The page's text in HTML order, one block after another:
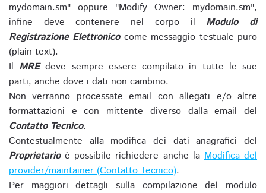
mydomain.sm" oppure "Modify Owner: mydomain.sm",
infine deve contenere nel corpo il Modulo di
Registrazione Elettronicocome messaggio testuale puro
(plain text).
Il MREdeve sempre essere compilato in tutte le sue
parti, anche dove i dati non cambino.
Non verranno processate email con allegati e/o altre
formattazioni e con mittente diverso dalla email del
Contatto Tecnico.
Contestualmente alla modifica dei dati anagrafici del
Proprietarioè possibile richiedere anche laModifica del
provider/maintainer (Contatto Tecnico).
Per maggiori dettagli sulla compilazione del modulo